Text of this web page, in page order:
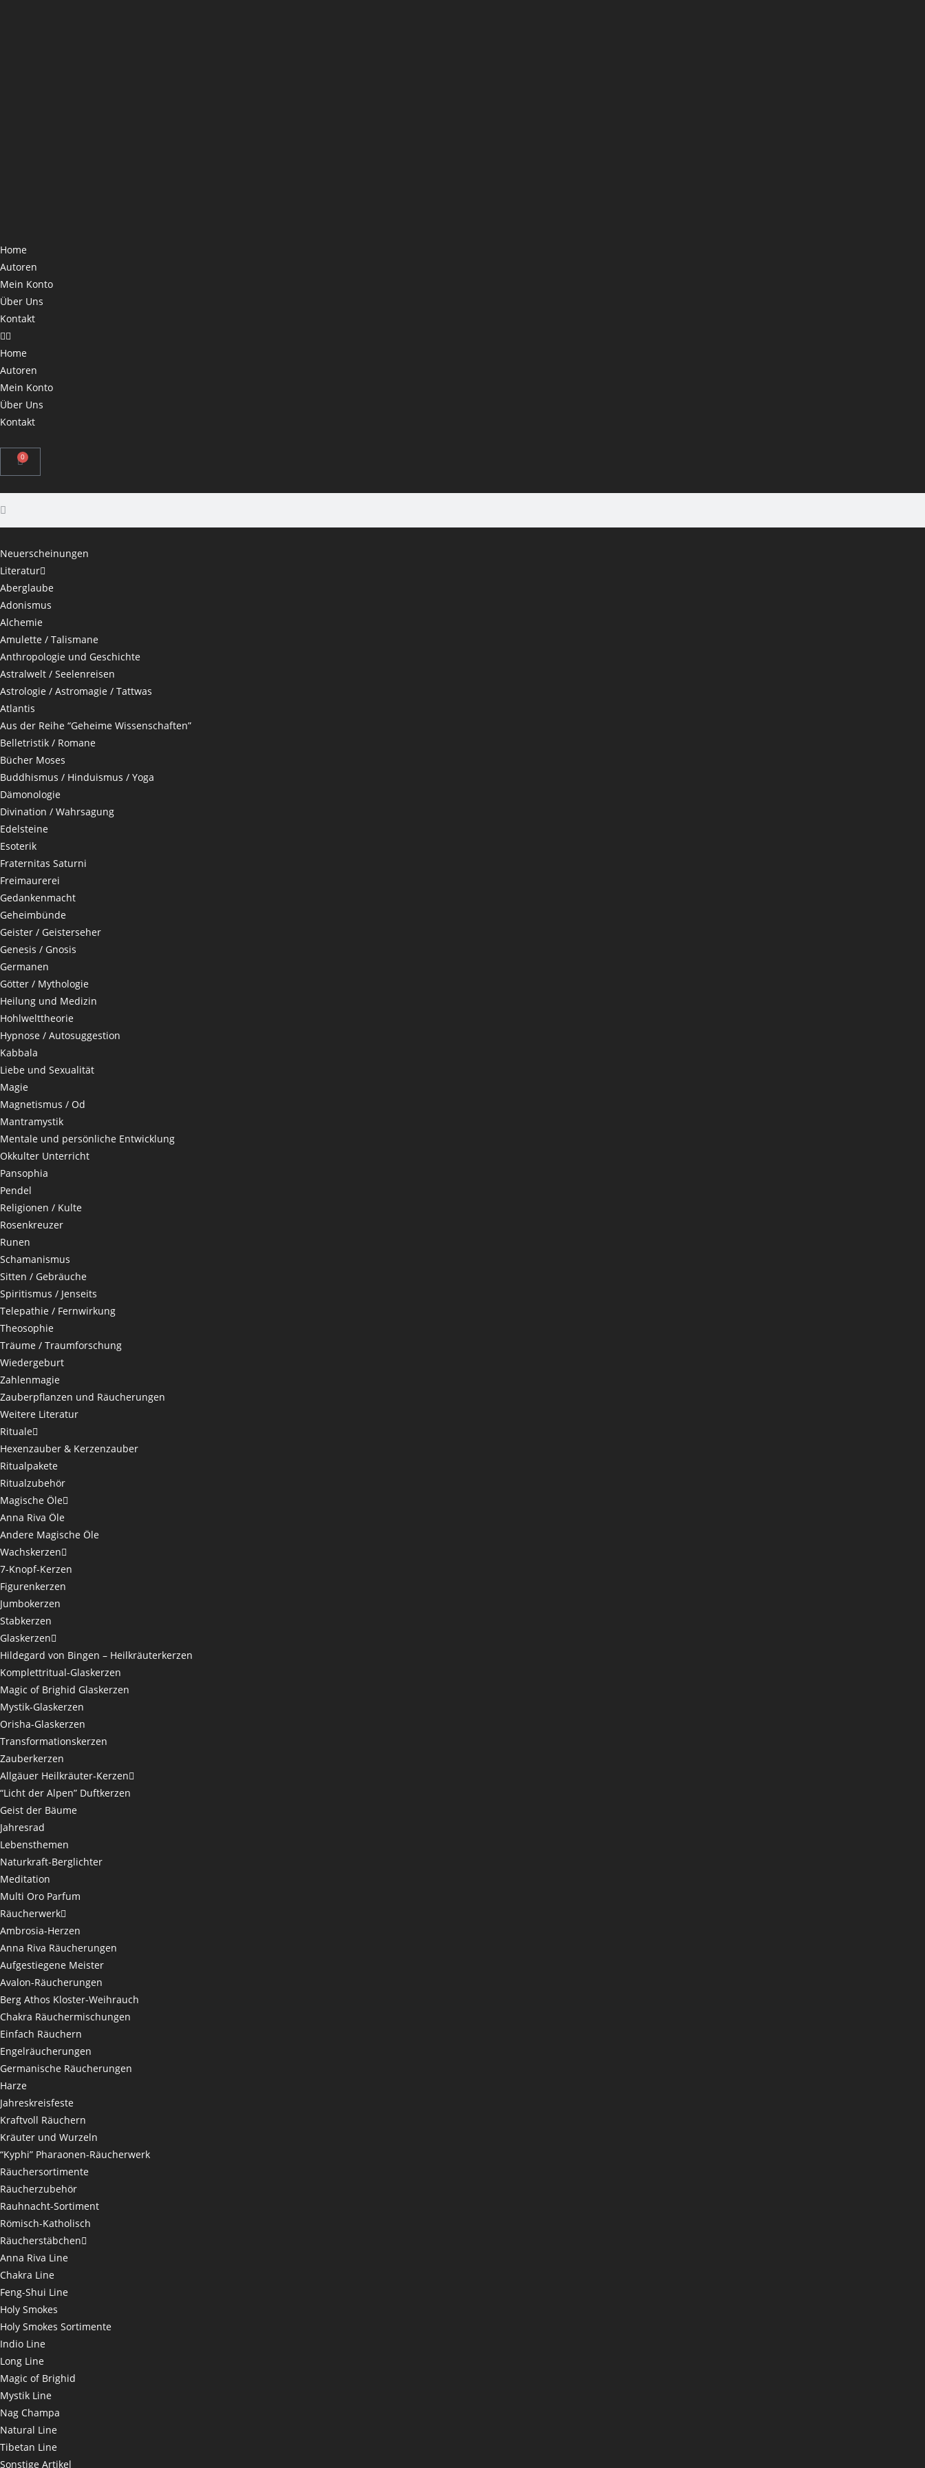
Home
Autoren
Mein Konto
Über Uns
Kontakt
Home
Autoren
Mein Konto
Über Uns
Kontakt
0
Neuerscheinungen
Literatur
Aberglaube
Adonismus
Alchemie
Amulette / Talismane
Anthropologie und Geschichte
Astralwelt / Seelenreisen
Astrologie / Astromagie / Tattwas
Atlantis
Aus der Reihe “Geheime Wissenschaften”
Belletristik / Romane
Bücher Moses
Buddhismus / Hinduismus / Yoga
Dämonologie
Divination / Wahrsagung
Edelsteine
Esoterik
Fraternitas Saturni
Freimaurerei
Gedankenmacht
Geheimbünde
Geister / Geisterseher
Genesis / Gnosis
Germanen
Götter / Mythologie
Heilung und Medizin
Hohlwelttheorie
Hypnose / Autosuggestion
Kabbala
Liebe und Sexualität
Magie
Magnetismus / Od
Mantramystik
Mentale und persönliche Entwicklung
Okkulter Unterricht
Pansophia
Pendel
Religionen / Kulte
Rosenkreuzer
Runen
Schamanismus
Sitten / Gebräuche
Spiritismus / Jenseits
Telepathie / Fernwirkung
Theosophie
Träume / Traumforschung
Wiedergeburt
Zahlenmagie
Zauberpflanzen und Räucherungen
Weitere Literatur
Rituale
Hexenzauber & Kerzenzauber
Ritualpakete
Ritualzubehör
Magische Öle
Anna Riva Öle
Andere Magische Öle
Wachskerzen
7-Knopf-Kerzen
Figurenkerzen
Jumbokerzen
Stabkerzen
Glaskerzen
Hildegard von Bingen – Heilkräuterkerzen
Komplettritual-Glaskerzen
Magic of Brighid Glaskerzen
Mystik-Glaskerzen
Orisha-Glaskerzen
Transformationskerzen
Zauberkerzen
Allgäuer Heilkräuter-Kerzen
“Licht der Alpen” Duftkerzen
Geist der Bäume
Jahresrad
Lebensthemen
Naturkraft-Berglichter
Meditation
Multi Oro Parfum
Räucherwerk
Ambrosia-Herzen
Anna Riva Räucherungen
Aufgestiegene Meister
Avalon-Räucherungen
Berg Athos Kloster-Weihrauch
Chakra Räuchermischungen
Einfach Räuchern
Engelräucherungen
Germanische Räucherungen
Harze
Jahreskreisfeste
Kraftvoll Räuchern
Kräuter und Wurzeln
“Kyphi” Pharaonen-Räucherwerk
Räuchersortimente
Räucherzubehör
Rauhnacht-Sortiment
Römisch-Katholisch
Räucherstäbchen
Anna Riva Line
Chakra Line
Feng-Shui Line
Holy Smokes
Holy Smokes Sortimente
Indio Line
Long Line
Magic of Brighid
Mystik Line
Nag Champa
Natural Line
Tibetan Line
Sonstige Artikel